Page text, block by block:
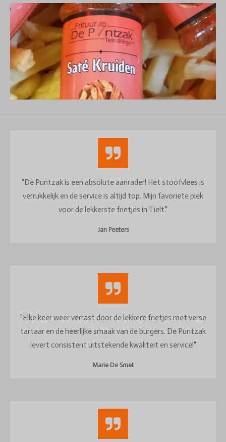
"De Puntzak is een absolute aanrader! Het stoofvlees is
verrukkelijk en de service is altijd top. Mijn favoriete plek
voor de lekkerste frietjes in Tielt."
Jan Peeters
"Elke keer weer verrast door de lekkere frietjes met verse
tartaar en de heerlijke smaak van de burgers. De Puntzak
levert consistent uitstekende kwaliteit en service!"
Marie De Smet